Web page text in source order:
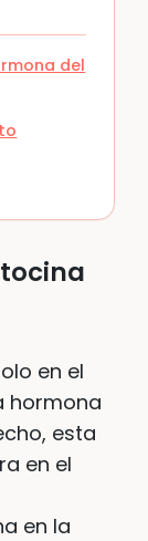
del
en el
hormona
esta
en el
en la